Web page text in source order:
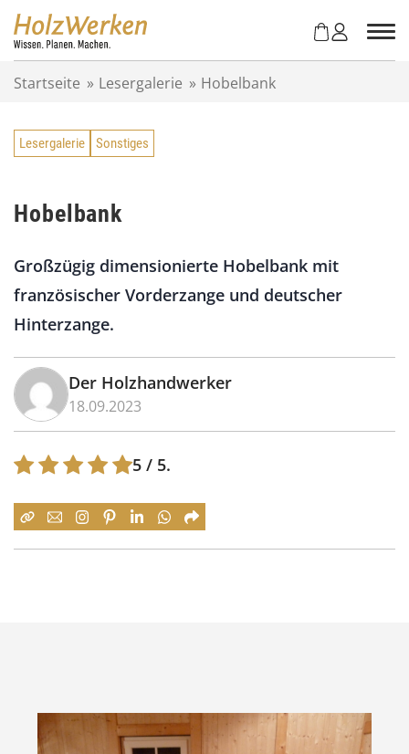
Startseite » Lesergalerie » Hobelbank
Lesergalerie Sonstiges
Hobelbank
Großzügig dimensionierte Hobelbank mit
französischer Vorderzange und deutscher
Hinterzange.
Der Holzhandwerker
18.09.2023
5 / 5.